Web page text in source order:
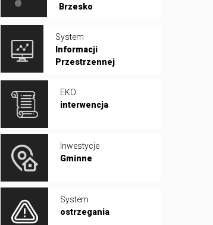
Brzesko
System
Informacji
Przestrzennej
EKO
interwencja
Inwestycje
Gminne
System
ostrzegania